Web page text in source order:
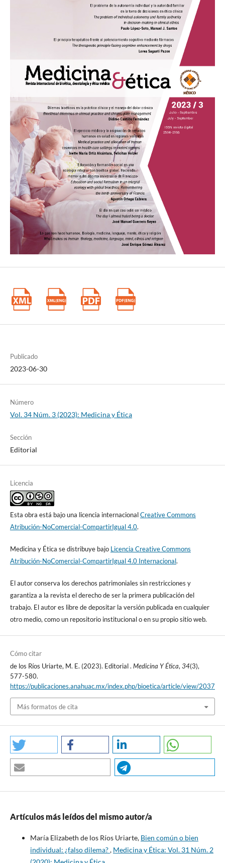
Publicado
2023-06-30
Número
Vol. 34 Núm. 3 (2023): Medicina y Ética
Sección
Editorial
Licencia
Esta obra está bajo una licencia internacionalCreative Commons
Atribución-NoComercial-CompartirIgual 4.0.
Medicina y Ética se distribuye bajo Licencia Creative Commons
Atribución-NoComercial-CompartirIgual 4.0 Internacional.
El autor conserva los derechos patrimoniales sin restricciones y
garantiza a la revista el derecho de ser la primera publicación del
trabajo. El autor es libre de depositar la versión publicada en cualquier
otro medio, como un repositorio institucional o en su propio sitio web.
Cómo citar
de los Ríos Uriarte, M. E. (2023). Editorial . Medicina Y Ética,34(3),
577-580.
https://publicaciones.anahuac.mx/index.php/bioetica/article/view/2037
Más formatos de cita
Artículos más leídos del mismo autor/a
María Elizabeth de los Ríos Uriarte, Bien común o bien
individual: ¿falso dilema?, Medicina y Ética: Vol. 31 Núm. 2